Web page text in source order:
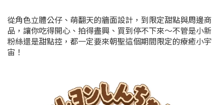
從角色立體公仔、萌翻天的牆面設計，到限定甜點與周邊商
品，讓你吃得開心、拍得盡興、買到停不下來～不管是小新
粉絲還是甜點控，都一定要來朝聖這個期間限定的療癒小宇
宙！